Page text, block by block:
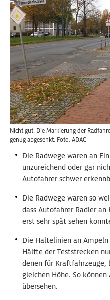
Nicht gut: Die Markierung der
genug abgesenkt. Foto: ADAC
Die Radwege waren an
unzureichend oder gar
Autofahrer schwer
Die Radwege waren so
dass Autofahrer Radler an
erst sehr spät sehen
Die Haltelinien an
Hälfte der Teststrecken
denen für Kraftfahrzeuge,
gleichen Höhe. So
übersehen.